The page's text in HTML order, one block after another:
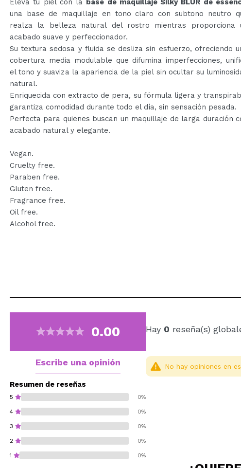
una base de maquillaje en tono claro con subtono neutro
realza la belleza natural del rostro mientras proporciona
acabado suave y perfeccionador.
Su textura sedosa y fluida se desliza sin esfuerzo, ofreciendo
cobertura media modulable que difumina imperfecciones,
el tono y suaviza la apariencia de la piel sin ocultar su
natural.
Enriquecida con extracto de pera, su fórmula ligera y
garantiza comodidad durante todo el día, sin sensación pesada.
Perfecta para quienes buscan un maquillaje de larga duración
acabado natural y elegante.
Vegan.
Cruelty free.
Paraben free.
Gluten free.
Fragrance free.
Oil free.
Alcohol free.
0.00
Escribe una opinión
Resumen de reseñas
5 0%
4 0%
3 0%
2 0%
1 0%
Hay 0 reseña(s)
No hay opiniones en